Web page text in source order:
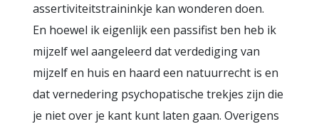
assertiviteitstraininkje kan wonderen doen.
En hoewel ik eigenlijk een passifist ben heb ik
mijzelf wel aangeleerd dat verdediging van
mijzelf en huis en haard een natuurrecht is en
dat vernedering psychopatische trekjes zijn die
je niet over je kant kunt laten gaan. Overigens